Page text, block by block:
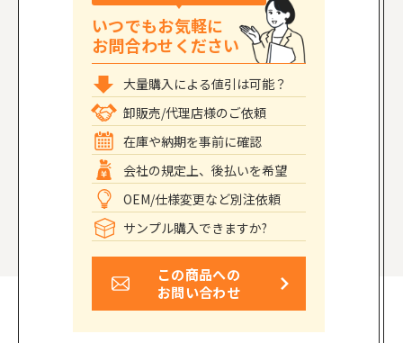
いつでもお気軽に
お問合わせください
大量購入による値引は可能？
卸販売/代理店様のご依頼
在庫や納期を事前に確認
会社の規定上、後払いを希望
OEM/仕様変更など別注依頼
サンプル購入できますか?
この商品への
お問い合わせ